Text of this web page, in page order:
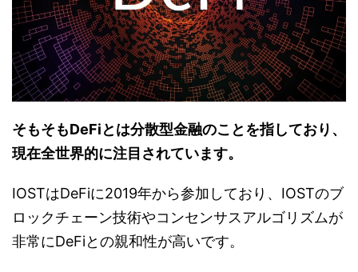
そもそもDeFiとは分散型金融のことを指しており、
現在全世界的に注目されています。
IOSTはDeFiに2019年から参加しており、IOSTのブ
ロックチェーン技術やコンセンサスアルゴリズムが
非常にDeFiとの親和性が高いです。